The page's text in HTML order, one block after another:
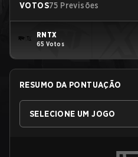
VOTOS75 Previsões
RNTX
65 Votos
RESUMO DA PONTUAÇÃO
SELECIONE UM JOGO